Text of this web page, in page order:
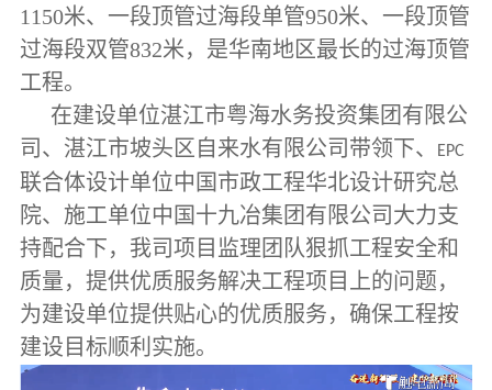
1150米、一段顶管过海段单管950米、一段顶管
过海段双管832米，是华南地区最长的过海顶管
工程。
在建设单位湛江市粤海水务投资集团有限公
司、湛江市坡头区自来水有限公司带领下、
EPC
联合体设计单位中国市政工程华北设计研究总
院、施工单位中国十九冶集团有限公司大力支
持配合下，我司项目监理团队狠抓工程安全和
质量，提供优质服务解决工程项目上的问题，
为建设单位提供贴心的优质服务，确保工程按
建设目标顺利实施。